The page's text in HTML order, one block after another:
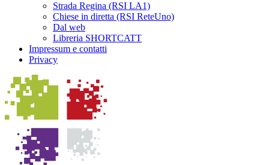
Strada Regina (RSI LA1)
Chiese in diretta (RSI ReteUno)
Dal web
Libreria SHORTCATT
Impressum e contatti
Privacy